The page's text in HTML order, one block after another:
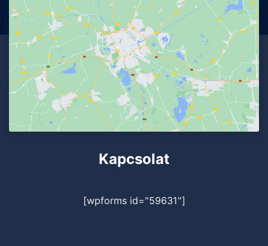
Kapcsolat
[wpforms id="59631"]